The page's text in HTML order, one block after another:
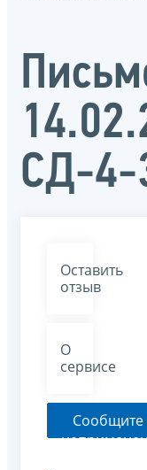
СД-4-
Оставить
отзыв
О
сервисе
Сообщите